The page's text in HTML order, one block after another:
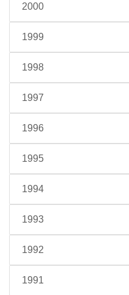
2000
1999
1998
1997
1996
1995
1994
1993
1992
1991